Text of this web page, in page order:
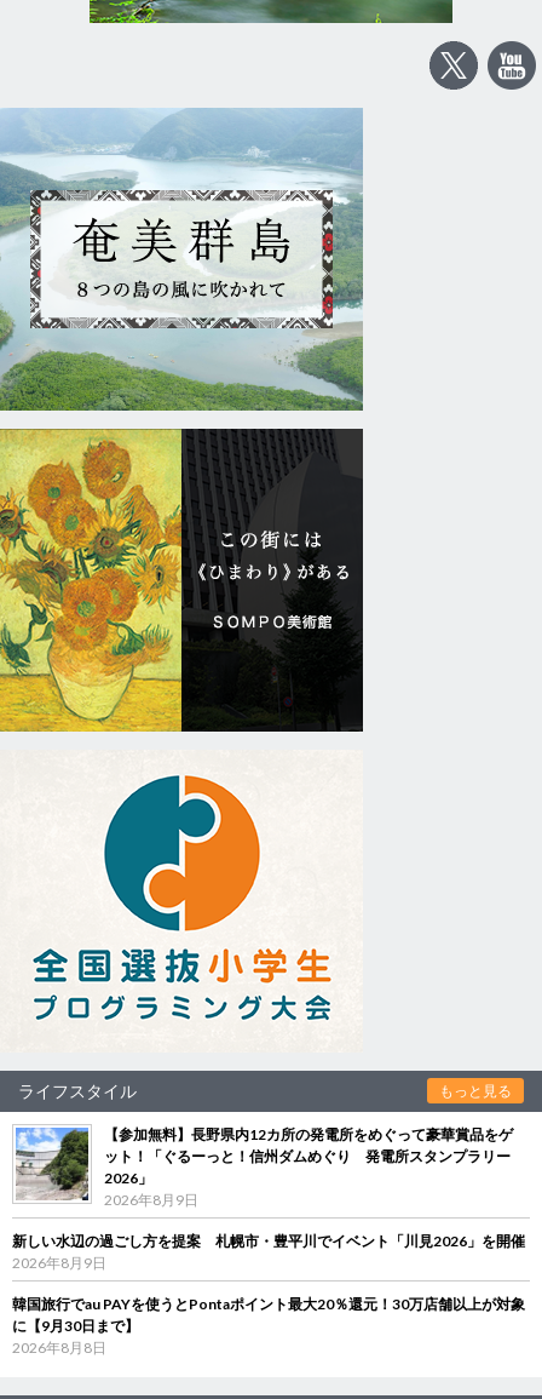
ライフスタイル もっと見る
【参加無料】長野県内12カ所の発電所をめぐって豪華賞品をゲ
ット！「ぐるーっと！信州ダムめぐり 発電所スタンプラリー
2026」
2026年8月9日
新しい水辺の過ごし方を提案 札幌市・豊平川でイベント「川見2026」を開催
2026年8月9日
韓国旅行でau PAYを使うとPontaポイント最大20％還元！30万店舗以上が対象
に【9月30日まで】
2026年8月8日